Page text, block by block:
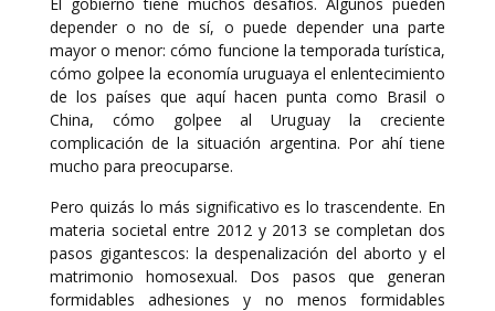
depender o no de sí, o puede depender una parte
mayor o menor: cómo funcione la temporada turística,
cómo golpee la economía uruguaya el enlentecimiento
de los países que aquí hacen punta como Brasil o
China, cómo golpee al Uruguay la creciente
complicación de la situación argentina. Por ahí tiene
mucho para preocuparse.
Pero quizás lo más significativo es lo trascendente. En
materia societal entre 2012 y 2013 se completan dos
pasos gigantescos: la despenalización del aborto y el
matrimonio homosexual. Dos pasos que generan
formidables adhesiones y no menos formidables